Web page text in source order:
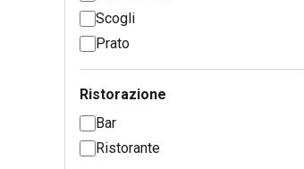
Scogli
Prato
Ristorazione
Bar
Ristorante